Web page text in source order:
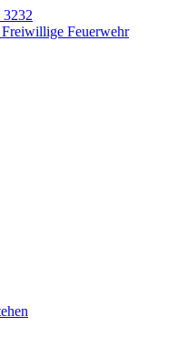
3232
Freiwillige Feuerwehr